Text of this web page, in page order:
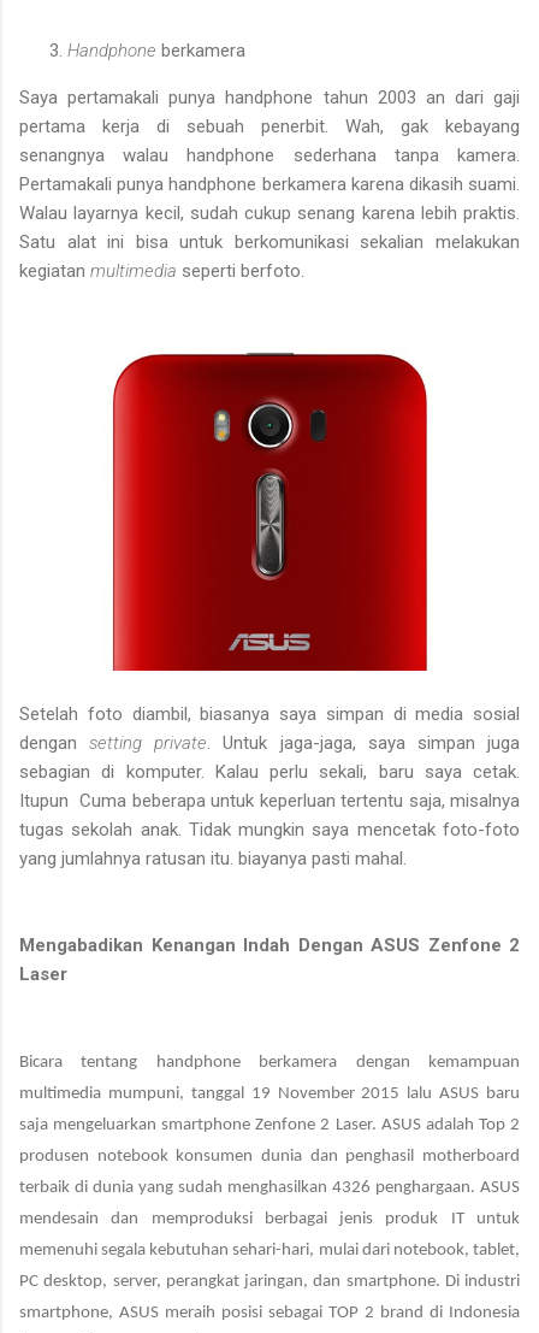
Handphone berkamera
Saya pertamakali punya handphone tahun 2003 an dari gaji
pertama kerja di sebuah penerbit. Wah, gak kebayang
senangnya walau handphone sederhana tanpa kamera.
Pertamakali punya handphone berkamera karena dikasih suami.
Walau layarnya kecil, sudah cukup senang karena lebih praktis.
Satu alat ini bisa untuk berkomunikasi sekalian melakukan
kegiatan multimedia seperti berfoto.
Setelah foto diambil, biasanya saya simpan di media sosial
dengansetting private. Untuk jaga-jaga, saya simpan juga
sebagian di komputer. Kalau perlu sekali, baru saya cetak.
Itupun Cuma beberapa untuk keperluan tertentu saja, misalnya
tugas sekolah anak. Tidak mungkin saya mencetak foto-foto
yang jumlahnya ratusan itu. biayanya pasti mahal.
Mengabadikan Kenangan Indah Dengan ASUS Zenfone 2
Laser
Bicara tentang handphone berkamera dengan kemampuan
multimedia mumpuni, tanggal 19 November 2015 lalu ASUS baru
saja mengeluarkan smartphone Zenfone 2 Laser. ASUS adalah Top 2
produsen notebook konsumen dunia dan penghasil motherboard
terbaik di dunia yang sudah menghasilkan 4326 penghargaan. ASUS
mendesain dan memproduksi berbagai jenis produk IT untuk
memenuhi segala kebutuhan sehari-hari, mulai dari notebook, tablet,
PC desktop, server, perangkat jaringan, dan smartphone. Di industri
smartphone, ASUS meraih posisi sebagai TOP 2 brand di Indonesia